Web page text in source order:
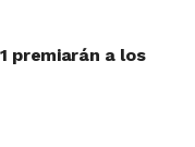
premiarán a los